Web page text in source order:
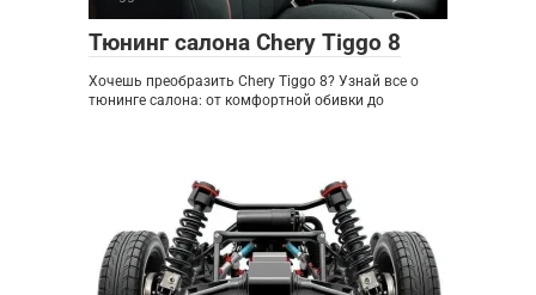
Тюнинг салона Chery Tiggo 8
Хочешь преобразить Chery Tiggo 8? Узнай все о
тюнинге салона: от комфортной обивки до